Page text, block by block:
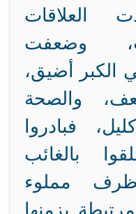
العلاقات
وضعفت
الكبر أضيق،
والصحة
فبادروا
بالغائب
مملوء